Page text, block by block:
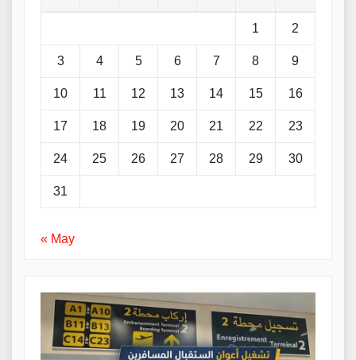
1 2
3 4 5 6 7 8 9
10 11 12 13 14 15 16
17 18 19 20 21 22 23
24 25 26 27 28 29 30
31
« May